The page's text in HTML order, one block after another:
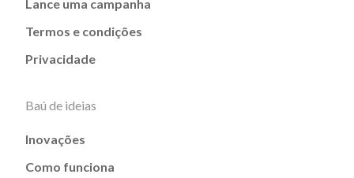
Lance uma campanha
Termos e condições
Privacidade
Baú de ideias
Inovações
Como funciona